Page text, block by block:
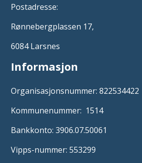
Postadresse:
Rønnebergplassen 17,
6084 Larsnes
Informasjon
Organisasjonsnummer: 822534422
Kommunenummer: 1514
Bankkonto: 3906.07.50061
Vipps-nummer: 553299